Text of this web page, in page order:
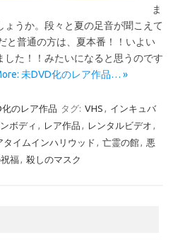
ま
ょうか。段々と夏の足音が聞こえて
と普通の方は、夏本番！！いよい
した！！みたいになると思うのです
未DVD化のレア作品… »
化のレア作品 タグ: VHS , インキュバ
ボディ , レア作品 , レンタルビデオ ,
タイムインハリウッド , 亡霊の館, 悪
福, 殺しのマスク